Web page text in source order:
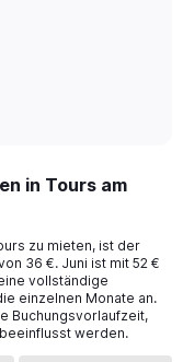
in Tours am
zu mieten, ist der
36 €. Juni ist mit 52 €
vollständige
einzelnen Monate an.
Buchungsvorlaufzeit,
werden.